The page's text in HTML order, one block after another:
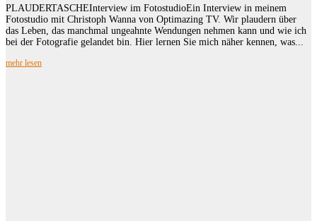
PLAUDERTASCHEInterview im FotostudioEin Interview in meinem
Fotostudio mit Christoph Wanna von Optimazing TV. Wir plaudern über
das Leben, das manchmal ungeahnte Wendungen nehmen kann und wie ich
bei der Fotografie gelandet bin. Hier lernen Sie mich näher kennen, was...
mehr lesen